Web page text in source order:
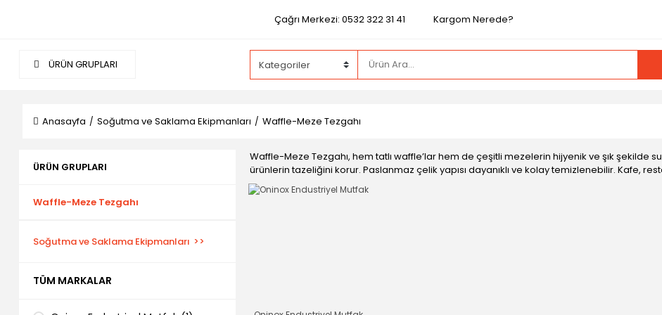
Çağrı Merkezi: 0532 322 31 41 Kargom Nerede?
ÜRÜN GRUPLARI
Anasayfa Soğutma ve Saklama Ekipmanları Waffle-Meze Tezgahı
ÜRÜN GRUPLARI
Waffle-Meze Tezgahı
Soğutma ve Saklama Ekipmanları
TÜM MARKALAR
Waffle-Meze Tezgahı, hem tatlı waffle’lar hem de çeşitli mezelerin hijyenik ve şık şekilde
ürünlerin tazeliğini korur. Paslanmaz çelik yapısı dayanıklı ve kolay temizlenebilir. Kafe,